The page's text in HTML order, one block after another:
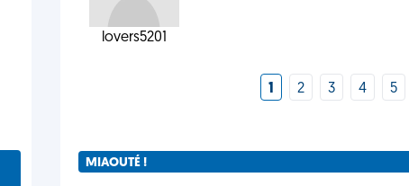
lovers5201
1 2 3 4 5
MIAOUTÉ !